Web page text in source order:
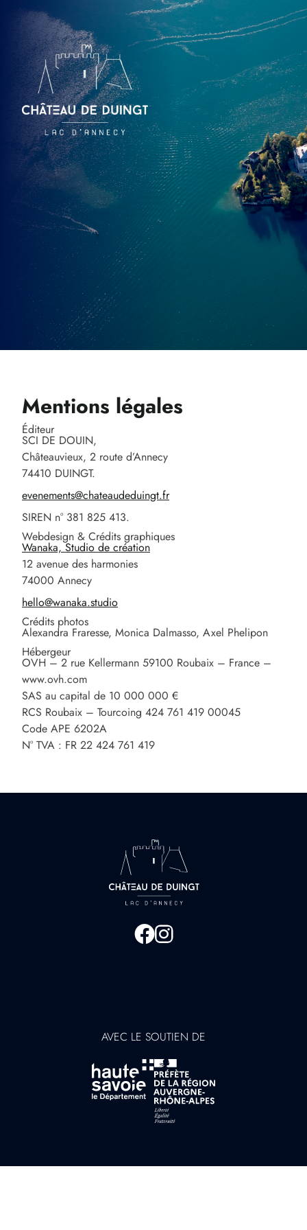
Mentions légales
Éditeur
SCI DE DOUIN,
Châteauvieux, 2 route d’Annecy
74410 DUINGT.
evenements@chateaudeduingt.fr
SIREN n° 381 825 413.
Webdesign & Crédits graphiques
Wanaka, Studio de création
12 avenue des harmonies
74000 Annecy
hello@wanaka.studio
Crédits photos
Alexandra Fraresse, Monica Dalmasso, Axel Phelipon
Hébergeur
OVH – 2 rue Kellermann 59100 Roubaix – France –
www.ovh.com
SAS au capital de 10 000 000 €
RCS Roubaix – Tourcoing 424 761 419 00045
Code APE 6202A
N° TVA : FR 22 424 761 419
AVEC LE SOUTIEN DE